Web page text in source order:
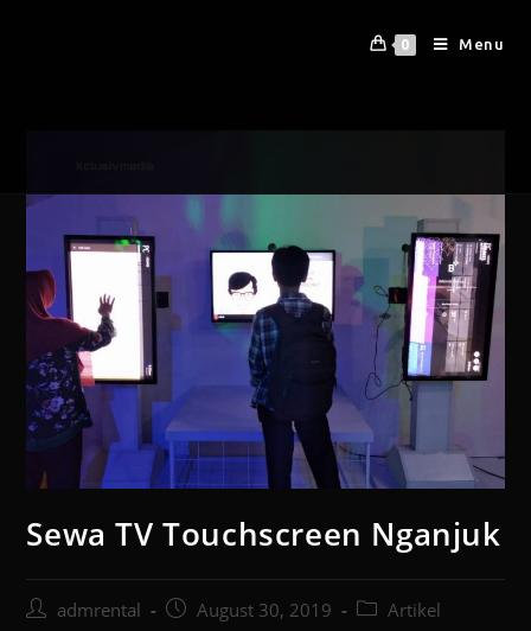
0 Menu
Sewa TV Touchscreen Nganjuk
admrental August 30, 2019 Artikel